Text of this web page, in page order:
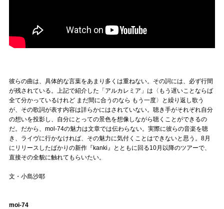
彼らの曲は、具体的な言葉をあまり多くは重ねない。その詞には、必ず行間
が残されている。上記で紹介した「アルカレミア」は〈もう遅いことならば
全て分かっているけれど まだ間に合うのなら もう一度〉と繰り返し歌う
が、その歌詞が表す内容は詳らかにはされていない。聴き手がそれぞれ自分
の想いを投影し、自分にとっての景色を想像しながら聴くことができるの
だ。だから、mol-74の魅力は文章では伝わらない。実際に彼らの音楽を聴
き、ライヴに行かなければ、その魅力に気付くことはできないと思う。8月
にリリースしたばかりの新作『kanki』とともに回る10月以降のツアーで、
直接その全貌に触れてもらいたい。
文・小島沙耶
moi-74